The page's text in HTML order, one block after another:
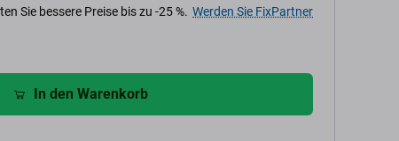
Sie bessere Preise bis zu -25 %. Werden Sie FixPartner
In den Warenkorb